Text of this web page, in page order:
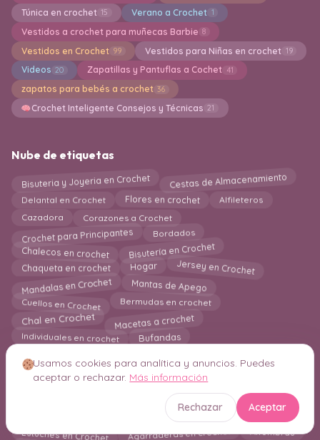
Túnica en crochet 15 Verano a Crochet 1
Vestidos a crochet para muñecas Barbie 8
Vestidos en Crochet 99 Vestidos para Niñas en crochet 19
Videos 20 Zapatillas y Pantuflas a Cochet 41
zapatos para bebés a crochet 36
Crochet Inteligente Consejos y Técnicas 21
Nube de etiquetas
Bisuteria y Joyeria en Crochet Cestas de Almacenamiento
Delantal en Crochet Flores en crochet
Alfileteros
Cazadora
Corazones a Crochet
Crochet para Principantes Bordados
Chalecos en crochet Bisutería en Crochet
Chaqueta en crochet Hogar Jersey en Crochet
Mandalas en Crochet Mantas de Apego
Cuellos en Crochet Bermudas en crochet
Chal en Crochet Macetas a crochet
Individuales en crochet Bufandas
Free Patterns Amigurumi
Los Mejores 25 Patrones Caminos y Centros de Mesa
Decoración en Crochet
Estuches en Crochet Agarraderas en crochet Alfombras
Usamos cookies para analítica y anuncios. Puedes
aceptar o rechazar. Más información
Rechazar Aceptar